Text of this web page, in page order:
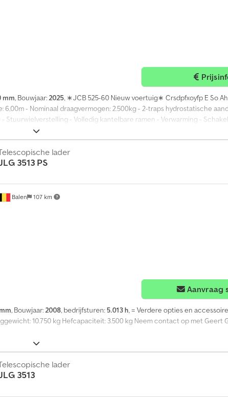
mm, Bouwjaar:2025, ∗JCB 525-60 Nieuw voertuig∗ Crsdpfxoyfp E So
6,00m - Nominaal draagvermogen: 2.500kg - 2-traps hydrostatische
- Stuurwielverstelling - Volledig kantelbare ramen - Verwarming -
snelwissel - Vorkenbord met palletvorken 1.200mm - LED
andere aanbouwdelen op voorraad. Een afspraak voor bezichtiging
van Mercedes-Benz Bank aan. De heer Mihm (tel.) helpt u
Servobesturing, cabine, verhuur mogelijk = Meer
voor meer informatie.
Balen 107 km
lader
3513 PS
Aanvraag
, Bouwjaar:2008, bedrijfsturen: 5.013 h, = Verdere opties en
10.750 kg Hefcapaciteit: 3.500 kg Neem contact op met Geert
lader
3513